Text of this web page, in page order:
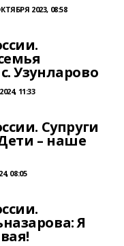
2023, 08:58
Узунларово
11:33
Супруги
– наше
08:05
Я